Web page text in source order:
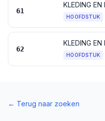
61
HOOFDSTUK
62
HOOFDSTUK
← Terug naar zoeken